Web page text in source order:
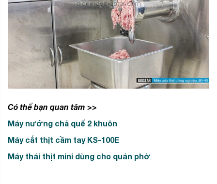
Có thể bạn quan tâm >>
Máy nướng chả quế 2 khuôn
Máy cắt thịt cầm tay KS-100E
Máy thái thịt mini dùng cho quán phở